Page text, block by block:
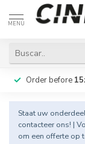
MENÚ
Order before
Staat uw
contacteer ons! |
om een offerte op